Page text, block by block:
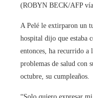
(ROBYN BECK/AFP
A Pelé le extirparon un
hospital dijo que estaba
entonces, ha recurrido a
problemas de salud con
octubre, su cumpleaños.